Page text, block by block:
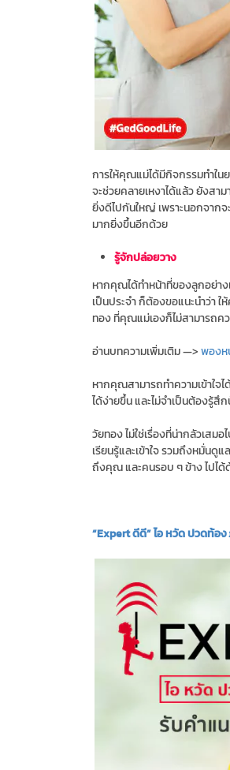
การให้คุณแม่ได้มีกิจกรรมทำใน
จะช่วยคลายเหงาได้แล้ว ยังส
ยิ่งดีไปกันใหญ่ เพราะนอกจาก
มากยิ่งขึ้นอีกด้วย
รู้จักปล่อยวาง
หากคุณได้ทำหน้าที่ของลูกอย่า
เป็นประจำ ก็ต้องขอแนะนำว่า
ทอง ที่คุณแม่เองก็ไม่สามารถค
อ่านบทความเพิ่มเติม —> พองห
หากคุณสามารถทำความเข้าใ
ได้ง่ายขึ้น และไม่จำเป็นต้องรู้สึ
วัยทอง ไม่ใช่เรื่องที่น่ากลัวเสม
เรียนรู้และเข้าใจ รวมถึงหมั่น
ถึงคุณ และคนรอบ ๆ ข้าง ไปได้
“Expert ดีดี” ไอ หวัด ปวดท้อ